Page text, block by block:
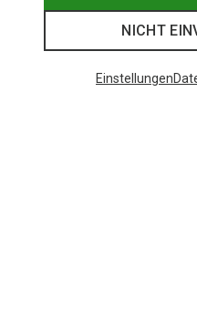
NICHT
Einstellungen